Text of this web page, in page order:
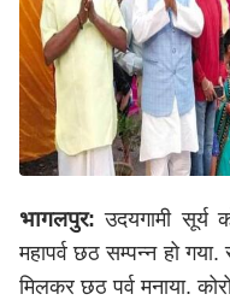
भागलपुर: उदयगामी
महापर्व छठ सम्पन्न हो
मिलकर छठ पर्व मनाया.